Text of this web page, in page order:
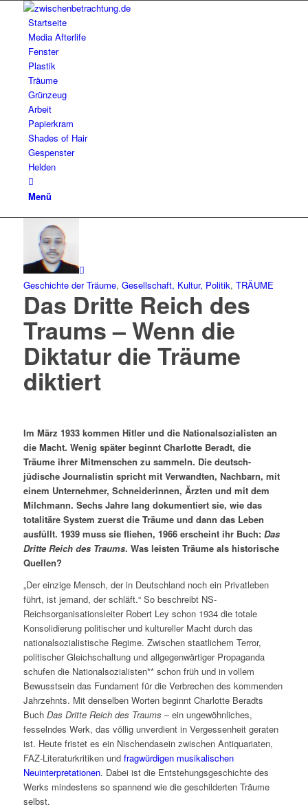
Startseite
Media Afterlife
Fenster
Plastik
Träume
Grünzeug
Arbeit
Papierkram
Shades of Hair
Gespenster
Helden
Menü
Geschichte der Träume, Gesellschaft, Kultur, Politik, TRÄUME
Das Dritte Reich des
Traums – Wenn die
Diktatur die Träume
diktiert
Im März 1933 kommen Hitler und die Nationalsozialisten an
die Macht. Wenig später beginnt Charlotte Beradt, die
Träume ihrer Mitmenschen zu sammeln. Die deutsch-
jüdische Journalistin spricht mit Verwandten, Nachbarn, mit
einem Unternehmer, Schneiderinnen, Ärzten und mit dem
Milchmann. Sechs Jahre lang dokumentiert sie, wie das
totalitäre System zuerst die Träume und dann das Leben
ausfüllt. 1939 muss sie fliehen, 1966 erscheint ihr Buch: Das
Dritte Reich des Traums. Was leisten Träume als historische
Quellen?
„Der einzige Mensch, der in Deutschland noch ein Privatleben
führt, ist jemand, der schläft.“ So beschreibt NS-
Reichsorganisationsleiter Robert Ley schon 1934 die totale
Konsolidierung politischer und kultureller Macht durch das
nationalsozialistische Regime. Zwischen staatlichem Terror,
politischer Gleichschaltung und allgegenwärtiger Propaganda
schufen die Nationalsozialisten** schon früh und in vollem
Bewusstsein das Fundament für die Verbrechen des kommenden
Jahrzehnts. Mit denselben Worten beginnt Charlotte Beradts
Buch Das Dritte Reich des Traums – ein ungewöhnliches,
fesselndes Werk, das völlig unverdient in Vergessenheit geraten
ist. Heute fristet es ein Nischendasein zwischen Antiquariaten,
FAZ-Literaturkritiken und fragwürdigen musikalischen
Neuinterpretationen. Dabei ist die Entstehungsgeschichte des
Werks mindestens so spannend wie die geschilderten Träume
selbst.